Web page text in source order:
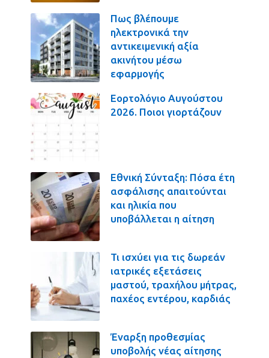
Πως βλέπουμε
ηλεκτρονικά την
αντικειμενική αξία
ακινήτου μέσω
εφαρμογής
Εορτολόγιο Αυγούστου
2026. Ποιοι γιορτάζουν
Εθνική Σύνταξη: Πόσα έτη
ασφάλισης απαιτούνται
και ηλικία που
υποβάλλεται η αίτηση
Τι ισχύει για τις δωρεάν
ιατρικές εξετάσεις
μαστού, τραχήλου μήτρας,
παχέος εντέρου, καρδιάς
Έναρξη προθεσμίας
υποβολής νέας αίτησης